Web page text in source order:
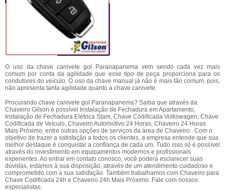
O uso da chave canivete gol Paranapanema vem sendo cada vez mais
comum por conta da agilidade que esse tipo de peça proporciona para os
condutores do veículo. O uso da chave manual já não é mais tão comum, pois,
não apresenta tanta agilidade quanto a chave canivete.
Procurando chave canivete gol Paranapanema? Saiba que através da
Chaveiro Gilson é possível Instalação de Fechadura em Apartamento,
Instalação de Fechadura Elétrica Stam, Chave Codificada Volkswagen, Chave
Codificada de Veículo, Chaveiro Automotivo 24 Horas, Chaveiro 24 Horas
Mais Próximo, entre outras opções de serviços da área de Chaveiro . Com o
objetivo de trazer a satisfação a todos os clientes, a empresa entende que sua
melhor destaque é conquistar a confiança de cada um. Tudo isso só é possível
através do investimento em equipamentos modernos e profissionais
experientes. Ao entrar em contato conosco, você poderá esclarecer suas
dúvidas, estamos à sua disposição, através de um atendimento cuidadoso e
comprometido com a sua satisfação. Também trabalhamos com Chaveiro para
Chave Codificada 24h e Chaveiro 24h Mais Próximo. Fale com nossos
especialistas.